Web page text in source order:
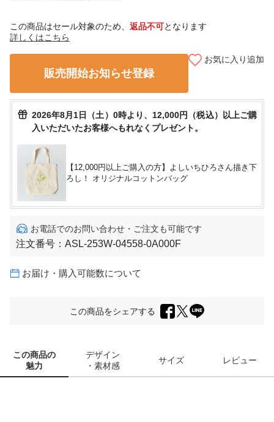
この商品はセール対象のため、 返品不可となります
詳しくはこちら
販売開始お知らせ登録
お気に入り追加
2026年8月1日（土）0時より、12,000円（税込）以上ご購
入いただいたお客様へもれなくプレゼント。
【12,000円以上ご購入の方】よしいちひろさん描き下
ろし！ オリジナルコットンバッグ
お電話でのお問い合わせ・ご注文も可能です
注文番号： ASL-253W-04558-0A000F
お届け・購入可能数について
この商品をシェアする
この商品の
魅力
デザイン
・素材感
サイズ レビュー